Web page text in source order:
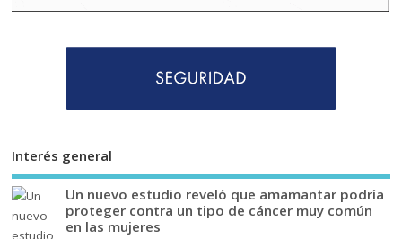
Interés general
Un nuevo estudio reveló que amamantar podría
proteger contra un tipo de cáncer muy común
en las mujeres